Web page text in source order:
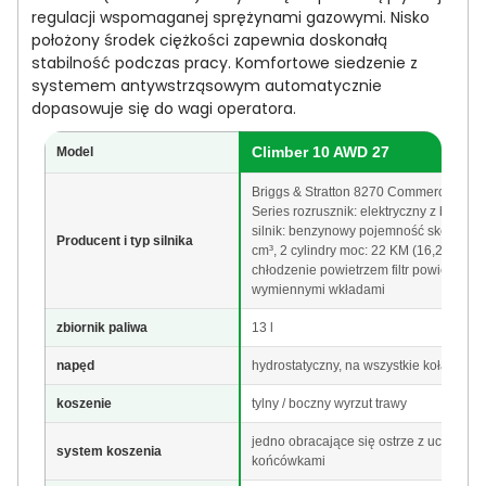
regulacji wspomaganej sprężynami gazowymi. Nisko
położony środek ciężkości zapewnia doskonałą
stabilność podczas pracy. Komfortowe siedzenie z
systemem antywstrząsowym automatycznie
dopasowuje się do wagi operatora.
Model Climber 10 AWD 27
Producent i typ silnika
Briggs & Stratton 8270 Commercial Turf
Series rozrusznik: elektryczny z baterią
silnik: benzynowy pojemność skokowa:
cm³, 2 cylindry moc: 22 KM (16,2 kW)
chłodzenie powietrzem filtr powietrza z
wymiennymi wkładami
zbiornik paliwa 13 l
napęd hydrostatyczny, na wszystkie koła
koszenie tylny / boczny wyrzut trawy
system koszenia
jedno obracające się ostrze z uchylnymi
końcówkami